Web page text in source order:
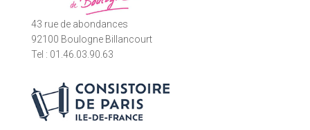
43 rue de abondances
92100 Boulogne Billancourt
Tel : 01.46.03.90.63